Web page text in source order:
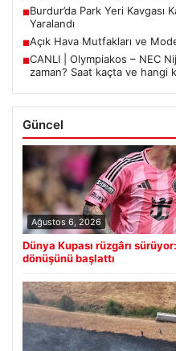
■Burdur’da Park Yeri Kavgası
Yaralandı
■Açık Hava Mutfakları ve
■CANLI | Olympiakos – NEC
zaman? Saat kaçta ve hangi
Güncel
Ağustos 6, 2026
Dünya Kupası rüzgârı
dönüşünü başlattı